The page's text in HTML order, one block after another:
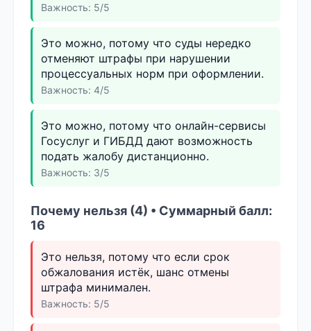
Важность: 5/5
Это можно, потому что суды нередко
отменяют штрафы при нарушении
процессуальных норм при оформлении.
Важность: 4/5
Это можно, потому что онлайн-сервисы
Госуслуг и ГИБДД дают возможность
подать жалобу дистанционно.
Важность: 3/5
Почему нельзя (4) • Суммарный балл:
16
Это нельзя, потому что если срок
обжалования истёк, шанс отмены
штрафа минимален.
Важность: 5/5